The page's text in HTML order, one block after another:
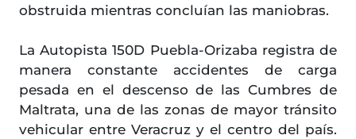
obstruida mientras concluían las maniobras.
La Autopista 150D Puebla-Orizaba registra de
manera constante accidentes de carga
pesada en el descenso de las Cumbres de
Maltrata, una de las zonas de mayor tránsito
vehicular entre Veracruz y el centro del país.